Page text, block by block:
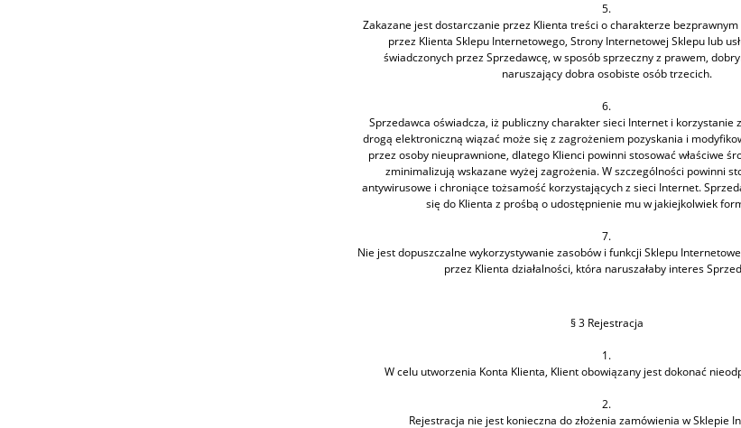
5.
Zakazane jest dostarczanie przez Klienta treści o charakterze
przez Klienta Sklepu Internetowego, Strony Internetowej Sklepu lub
świadczonych przez Sprzedawcę, w sposób sprzeczny z prawem,
naruszający dobra osobiste osób trzecich.
6.
Sprzedawca oświadcza, iż publiczny charakter sieci Internet i korzystanie
drogą elektroniczną wiązać może się z zagrożeniem pozyskania i
przez osoby nieuprawnione, dlatego Klienci powinni stosować właściwe
zminimalizują wskazane wyżej zagrożenia. W szczególności powinni
antywirusowe i chroniące tożsamość korzystających z sieci Internet.
się do Klienta z prośbą o udostępnienie mu w jakiejkolwiek
7.
Nie jest dopuszczalne wykorzystywanie zasobów i funkcji Sklepu
przez Klienta działalności, która naruszałaby interes
§ 3 Rejestracja
1.
W celu utworzenia Konta Klienta, Klient obowiązany jest dokonać
2.
Rejestracja nie jest konieczna do złożenia zamówienia w Sklepie